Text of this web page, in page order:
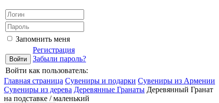
Запомнить меня
Регистрация
Забыли пароль?
Войти как пользователь:
Главная страница Сувениры и подарки Сувениры из Армении
Сувениры из дерева Деревянные Гранаты Деревянный Гранат
на подставке / маленький